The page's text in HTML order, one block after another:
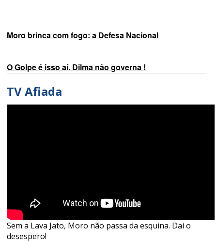
Moro brinca com fogo: a Defesa Nacional
O Golpe é isso aí. Dilma não governa !
TV Afiada
Sem a Lava Jato, Moro não passa da esquina. Daí o
desespero!